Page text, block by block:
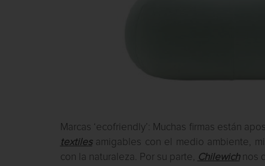
Marcas ‘ecofriendly’: Muchas firmas están
textilesamigables con el medio ambiente,
con la naturaleza. Por su parte, Chilewichnos